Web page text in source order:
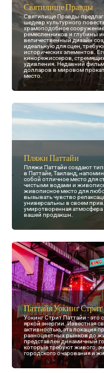
Святилище Правды
Святилище Правды
шедевр культурного
храмоподобное
ремесленников и глубины
величественный дизайн
идеальную для сцен,
исторических элементов.
кинорежиссеров,
удивления. Недавний
долларов в мировом
место.
Пляжи Паттайи
Пляжи Паттайи создают
в Паттайе, Таиланд,
собой отличное место для
чистыми водами и
живописное место для
вызывать чувство
универсальны в своем
умиротворенная
вашей продакшн.
Паттайя Уокинг Стрит
Уокинг Стрит Паттайи - это
яркой энергии. Известная
активностью, эта локация
разноцветных рынков до
представлен динамичный
которые требуют живого,
городского очарования и